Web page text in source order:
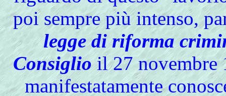
poi sempre più intenso,
legge di riforma
Consiglioil 27 novembre
manifestatamente